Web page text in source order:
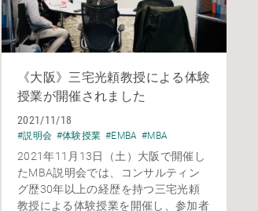
《大阪》三宅光頼教授による体験
授業が開催されました
2021/11/18
#説明会 #体験授業 #EMBA #MBA
2021年11月13日（土）大阪で開催し
たMBA説明会では、コンサルティン
グ歴30年以上の経歴を持つ三宅光頼
教授による体験授業を開催し、参加者